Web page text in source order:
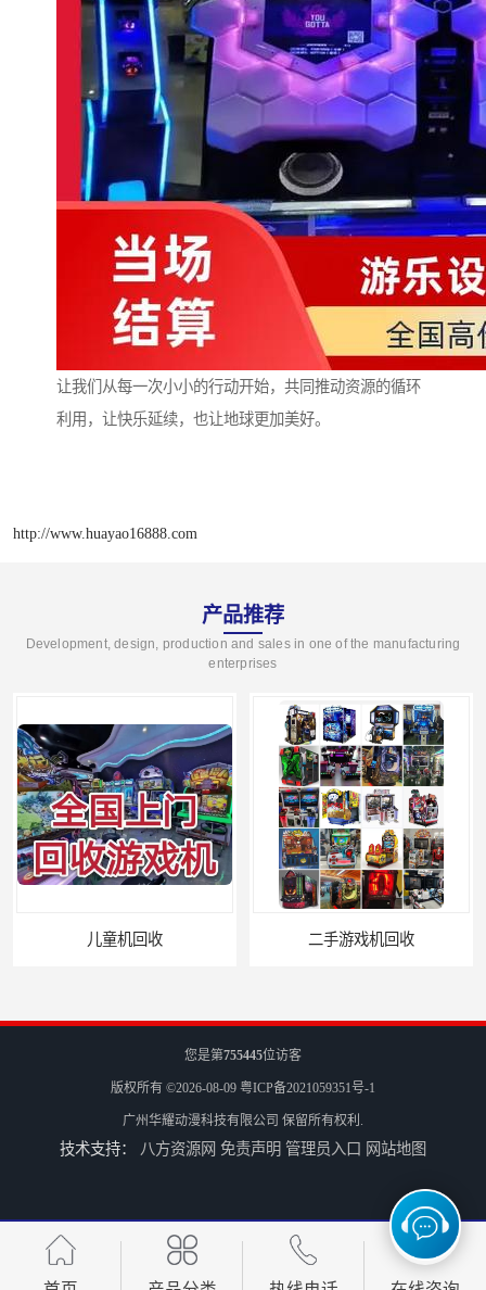
让我们从每一次小小的行动开始，共同推动资源的循环
利用，让快乐延续，也让地球更加美好。
http://www.huayao16888.com
产品推荐
Development, design, production and sales in one of the manufacturing
enterprises
儿童机回收 二手游戏机回收
电玩城设备回收
您是第755445位访客
版权所有 ©2026-08-09 粤ICP备2021059351号-1
广州华耀动漫科技有限公司 保留所有权利.
技术支持： 八方资源网 免责声明 管理员入口 网站地图